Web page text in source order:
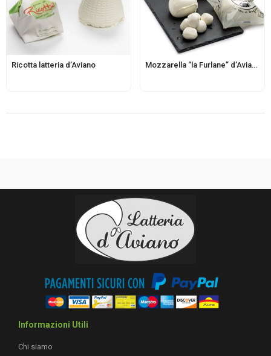
Ricotta latteria d’Aviano Mozzarella “la Furlane” d’Aviano di latte di bufala
Informazioni Utili
Chi siamo